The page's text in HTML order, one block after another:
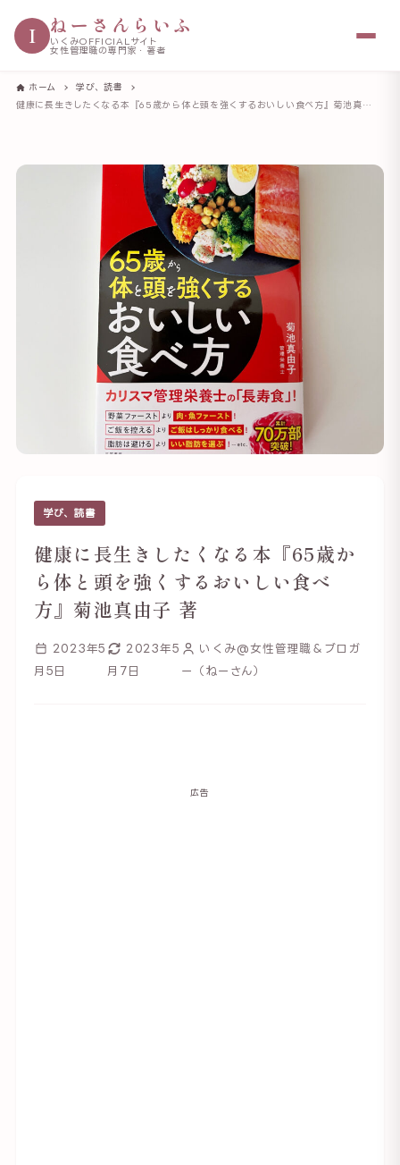
I ねーさんらいふ
いくみOFFICIALサイト
女性管理職の専門家・著者
ホーム
学び、読書
健康に長生きしたくなる本『65歳から体と頭を強くするおいしい食べ方』菊池真由子 著
学び、読書
健康に長生きしたくなる本『65歳か
ら体と頭を強くするおいしい食べ
方』菊池真由子 著
2023年5
月5日
2023年5
月7日
いくみ@女性管理職＆ブロガ
ー（ねーさん）
広告